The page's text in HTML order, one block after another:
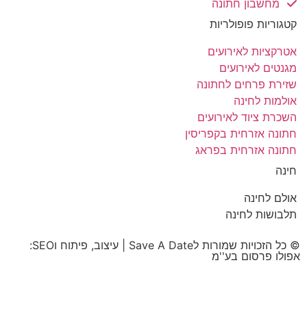
מחשבון חתונה
קטגוריות פופולריות
אטרקציות לאירועים
מגנטים לאירועים
שזירת פרחים לחתונה
אולמות לחינה
השכרת ציוד לאירועים
חתונה אזרחית בקפריסין
חתונה אזרחית בפראג
חינה
אולם לחינה
תלבושות לחינה
© כל הזכויות שמורות לSave A Date | עיצוב, פיתוח וSEO:
אפולו פרסום בע''מ